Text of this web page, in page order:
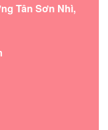
Tân Sơn Nhì,